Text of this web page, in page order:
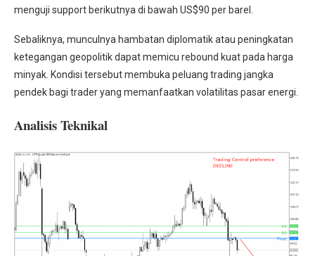
menguji support berikutnya di bawah US$90 per barel.
Sebaliknya, munculnya hambatan diplomatik atau peningkatan
ketegangan geopolitik dapat memicu rebound kuat pada harga
minyak. Kondisi tersebut membuka peluang trading jangka
pendek bagi trader yang memanfaatkan volatilitas pasar energi.
Analisis Teknikal